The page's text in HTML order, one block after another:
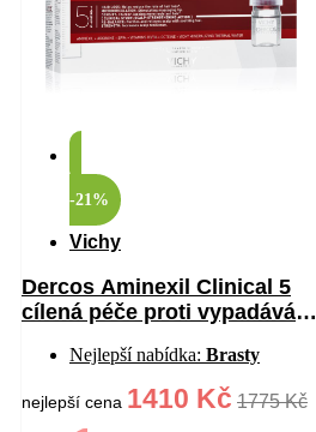
-21%
Vichy
Dercos Aminexil Clinical 5
cílená péče proti vypadávání
Nejlepší nabídka: Brasty
nejlepší cena 1410 Kč 1775 Kč